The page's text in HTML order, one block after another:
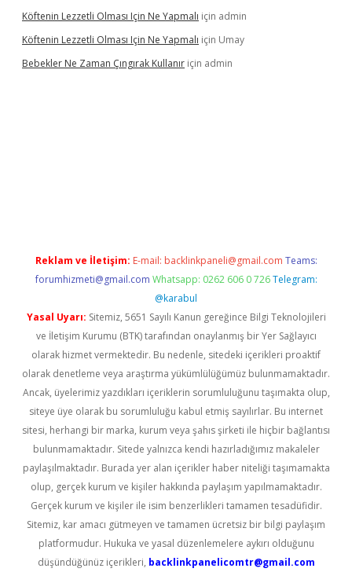
Köftenin Lezzetli Olması Için Ne Yapmalı için admin
Köftenin Lezzetli Olması Için Ne Yapmalı için Umay
Bebekler Ne Zaman Çıngırak Kullanır için admin
Reklam ve İletişim: E-mail: backlinkpaneli@gmail.com Teams:
forumhizmeti@gmail.com Whatsapp: 0262 606 0 726 Telegram:
@karabul
Yasal Uyarı: Sitemiz, 5651 Sayılı Kanun gereğince Bilgi Teknolojileri
ve İletişim Kurumu (BTK) tarafından onaylanmış bir Yer Sağlayıcı
olarak hizmet vermektedir. Bu nedenle, sitedeki içerikleri proaktif
olarak denetleme veya araştırma yükümlülüğümüz bulunmamaktadır.
Ancak, üyelerimiz yazdıkları içeriklerin sorumluluğunu taşımakta olup,
siteye üye olarak bu sorumluluğu kabul etmiş sayılırlar. Bu internet
sitesi, herhangi bir marka, kurum veya şahıs şirketi ile hiçbir bağlantısı
bulunmamaktadır. Sitede yalnızca kendi hazırladığımız makaleler
paylaşılmaktadır. Burada yer alan içerikler haber niteliği taşımamakta
olup, gerçek kurum ve kişiler hakkında paylaşım yapılmamaktadır.
Gerçek kurum ve kişiler ile isim benzerlikleri tamamen tesadüfidir.
Sitemiz, kar amacı gütmeyen ve tamamen ücretsiz bir bilgi paylaşım
platformudur. Hukuka ve yasal düzenlemelere aykırı olduğunu
düşündüğünüz içerikleri, backlinkpanelicomtr@gmail.com